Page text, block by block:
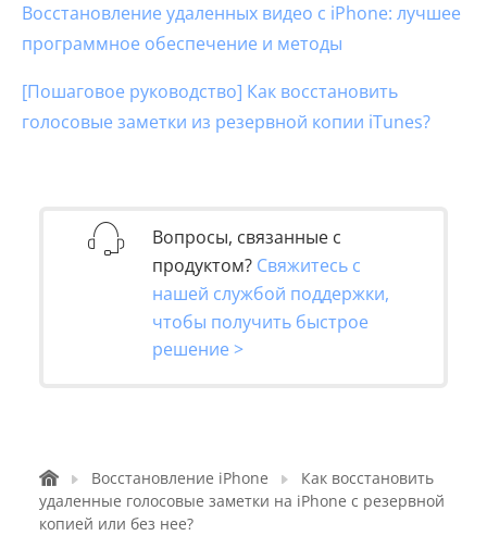
Восстановление удаленных видео с iPhone: лучшее
программное обеспечение и методы
[Пошаговое руководство] Как восстановить
голосовые заметки из резервной копии iTunes?
Вопросы, связанные с
продуктом? Свяжитесь с
нашей службой поддержки,
чтобы получить быстрое
решение >
Восстановление iPhone
Как восстановить
удаленные голосовые заметки на iPhone с резервной
копией или без нее?